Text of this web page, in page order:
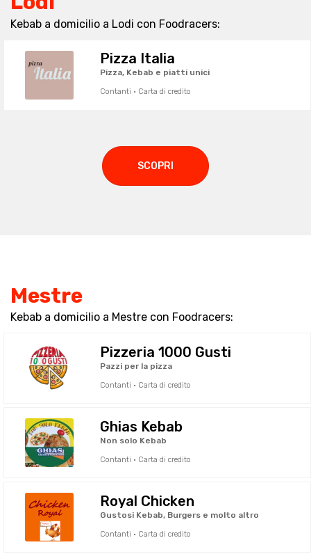
Kebab a domicilio a Lodi con Foodracers:
Pizza Italia
Pizza, Kebab e piatti unici
Contanti · Carta di credito
SCOPRI
Mestre
Kebab a domicilio a Mestre con Foodracers:
Pizzeria 1000 Gusti
Pazzi per la pizza
Contanti · Carta di credito
Ghias Kebab
Non solo Kebab
Contanti · Carta di credito
Royal Chicken
Gustosi Kebab, Burgers e molto altro
Contanti · Carta di credito